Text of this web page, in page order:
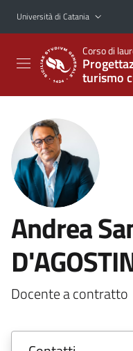
Vai al contenuto principale
Vai al menu di navigazione
Università di Catania
Corso di
turismo
Andrea
Docente a contratto